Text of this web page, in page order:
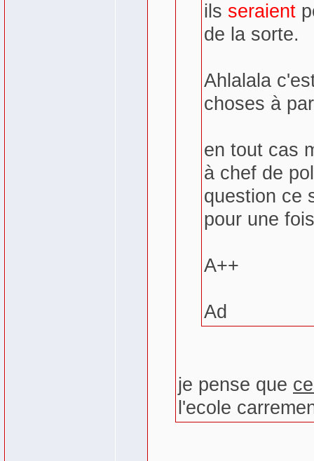
ils seraient
de la sorte.
Ahlalala
choses à
en tout cas
à chef de
question ce
pour une
A++
Ad
je pense que
l'ecole